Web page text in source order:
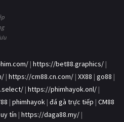
| https://bet88.graphics/ |
| https://cm88.cn.com/ | XX88 | go88 |
| https://phimhayok.onl/ |
| phimhayok | đá gà trực tiếp | CM88
tín | https://daga88.my/ |